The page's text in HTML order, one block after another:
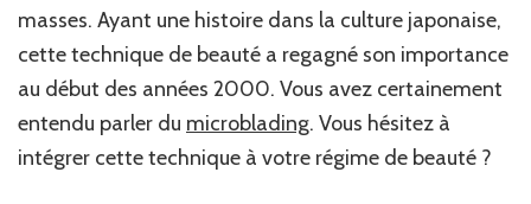
masses. Ayant une histoire dans la culture japonaise,
cette technique de beauté a regagné son importance
au début des années 2000. Vous avez certainement
entendu parler du microblading. Vous hésitez à
intégrer cette technique à votre régime de beauté ?